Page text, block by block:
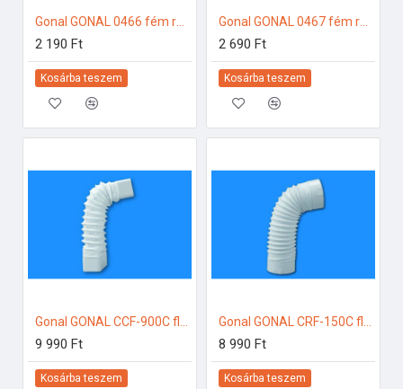
Gonal GONAL 0466 fém rács fehér színben, 170x170 150-es páraelszívóhoz
2 190 Ft
Kosárba teszem
Gonal GONAL 0467 fém rács fehér színben, 200x200 150-es páraelszívóhoz
2 690 Ft
Kosárba teszem
Gonal GONAL CCF-900C flexi könyök, 90x180 150-es páraelszívóhoz
9 990 Ft
Kosárba teszem
Gonal GONAL CRF-150C flexi könyök, NA150 150-es páraelszívóhoz
8 990 Ft
Kosárba teszem